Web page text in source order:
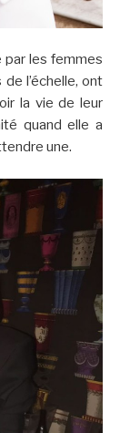
par les femmes
l’échelle, ont
la vie de leur
quand elle a
une.